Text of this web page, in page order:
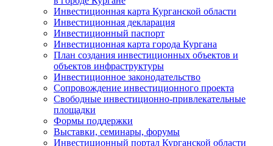
Инвестиционная карта Курганской области
Инвестиционная декларация
Инвестиционный паспорт
Инвестиционная карта города Кургана
План создания инвестиционных объектов и
объектов инфраструктуры
Инвестиционное законодательство
Сопровождение инвестиционного проекта
Свободные инвестиционно-привлекательные
площадки
Формы поддержки
Выставки, семинары, форумы
Инвестиционный портал Курганской области